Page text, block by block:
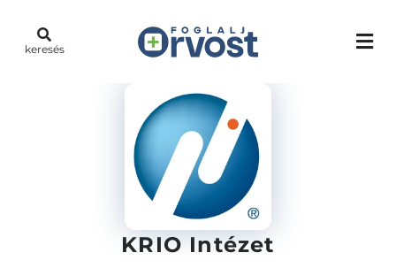
keresés
KRIO Intézet